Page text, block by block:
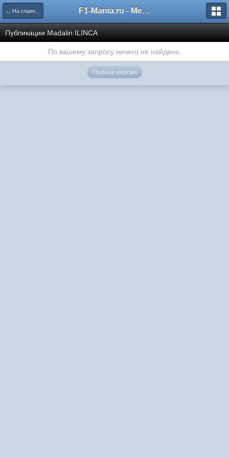
← На главную F1-Mania.ru - Международный чемпионат по симрейсингу
Публикации Madalin ILINCA
По вашему запросу ничего не найдено.
Полная версия